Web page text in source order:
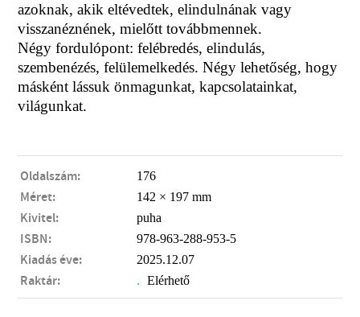
azoknak, akik eltévedtek, elindulnának vagy
visszanéznének, mielőtt továbbmennek.
Négy fordulópont: felébredés, elindulás,
szembenézés, felülemelkedés. Négy lehetőség, hogy
másként lássuk önmagunkat, kapcsolatainkat,
világunkat.
Oldalszám: 176
Méret: 142 × 197 mm
Kivitel: puha
ISBN: 978-963-288-953-5
Kiadás éve: 2025.12.07
Raktár: . Elérhető